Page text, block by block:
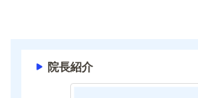
院長紹介